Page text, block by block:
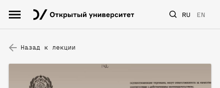
RU EN
Назад к лекции